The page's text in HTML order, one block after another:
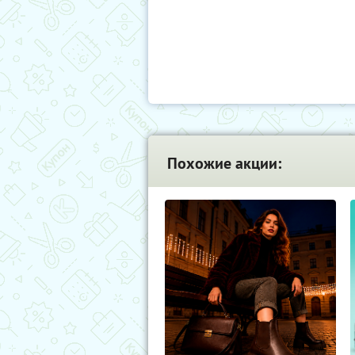
Похожие акции: